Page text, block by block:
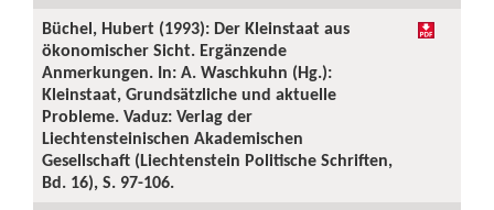
Büchel, Hubert (1993): Der Kleinstaat aus
ökonomischer Sicht. Ergänzende
Anmerkungen. In: A. Waschkuhn (Hg.):
Kleinstaat, Grundsätzliche und aktuelle
Probleme. Vaduz: Verlag der
Liechtensteinischen Akademischen
Gesellschaft (Liechtenstein Politische Schriften,
Bd. 16), S. 97-106.